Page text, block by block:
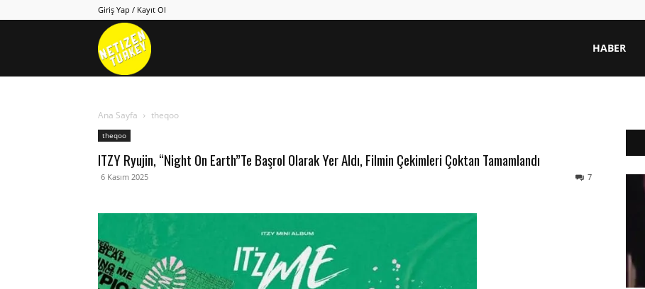
Giriş Yap / Kayıt Ol
Netizen HABER
Ana Sayfa theqoo
theqoo
ITZY Ryujin, “Night On Earth”te Başrol Olarak Yer Aldı, Filmin Çekimleri Çoktan Tamamlandı
6 Kasım 2025 7